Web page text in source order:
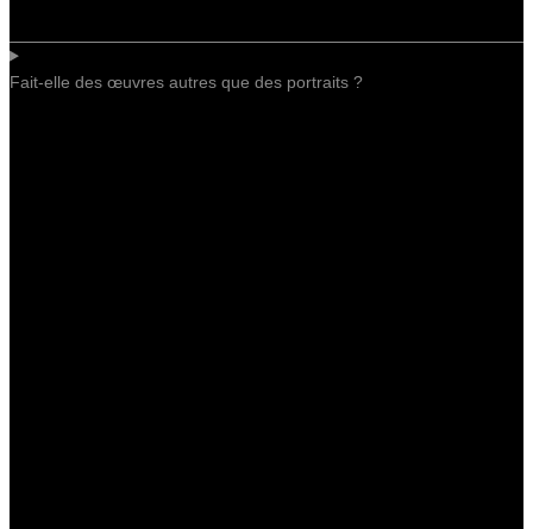
Fait-elle des œuvres autres que des portraits ?